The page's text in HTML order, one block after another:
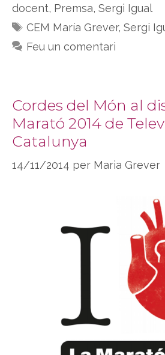
docent, Premsa, Sergi Igual
Etiquetes
CEM María Grever, Sergi
Feu un comentari
Cordes del Món al
Marató 2014 de
Catalunya
14/11/2014 per Maria Grever